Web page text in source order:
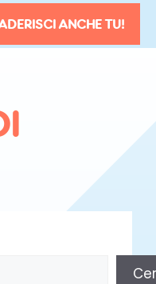
ANCHE TU!